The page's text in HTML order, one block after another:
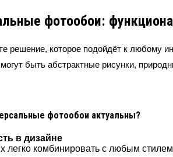
фотообои:
решение, которое подойдёт к любому
быть абстрактные рисунки,
фотообои актуальны?
в дизайне
легко комбинировать с любым